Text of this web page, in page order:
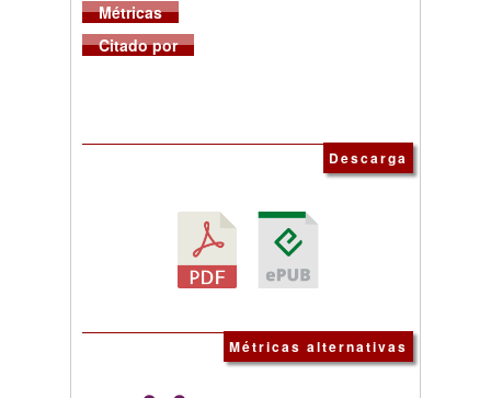
Métricas
Citado por
Descarga
Métricas alternativas